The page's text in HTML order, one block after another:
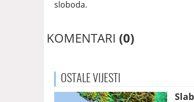
sloboda.
KOMENTARI (0)
OSTALEVIJESTI